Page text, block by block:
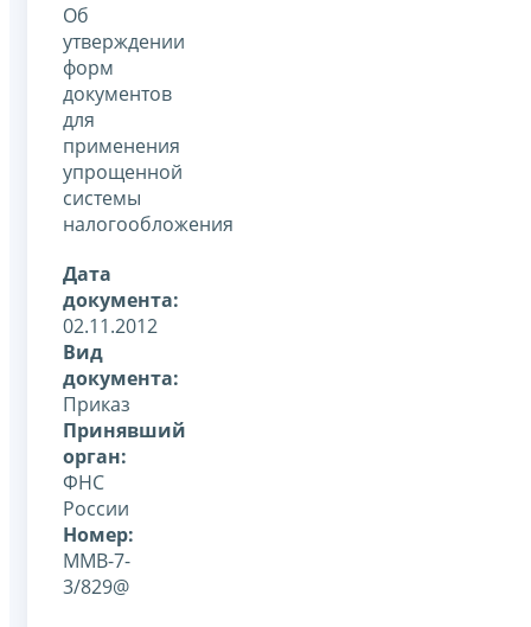
Об
утверждении
форм
документов
для
применения
упрощенной
системы
налогообложения
Дата
документа:
02.11.2012
Вид
документа:
Приказ
Принявший
орган:
ФНС
России
Номер:
ММВ-7-
3/829@